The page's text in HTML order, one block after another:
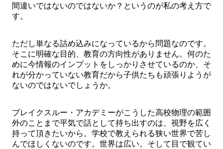
間違いではないのではないか？というのが私の考え方で
す。
ただし単なる詰め込みになっているから問題なのです。
そこに明確な目的、教育の方向性がありません。何のた
めに今情報のインプットをしっかりさせているのか、そ
れが分かっていない教育だから子供たちも頑張りようが
ないのではないでしょうか。
ブレイクスルー・アカデミーがこうした高校物理の範囲
外のことまで平気で話として持ち出すのは、視野を広く
持って頂きたいから。学校で教えられる狭い世界で苦し
んでほしくないのです。世界は広い。そして目で観てい